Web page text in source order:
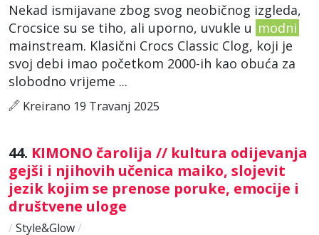
Nekad ismijavane zbog svog neobičnog izgleda,
Crocsice su se tiho, ali uporno, uvukle u modni
mainstream. Klasični Crocs Classic Clog, koji je
svoj debi imao početkom 2000-ih kao obuća za
slobodno vrijeme ...
Kreirano 19 Travanj 2025
44. KIMONO čarolija // kultura odijevanja
gejši i njihovih učenica maiko, slojevit
jezik kojim se prenose poruke, emocije i
društvene uloge
/ Style&Glow/